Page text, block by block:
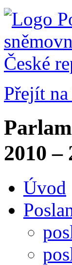
Přejít
2010 –
Úvod